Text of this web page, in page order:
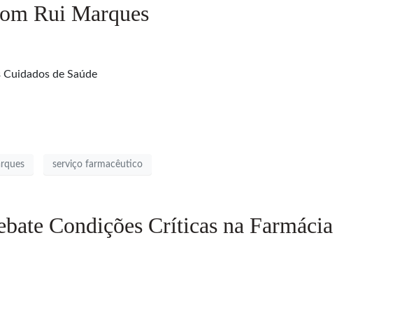
Rui Marques
de Saúde
serviço farmacêutico
Condições Críticas na Farmácia